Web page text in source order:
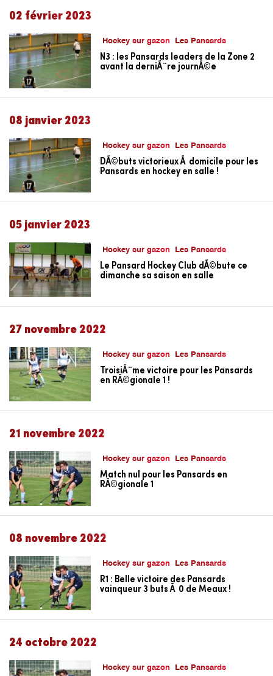
02 février 2023
Hockey sur gazon Les Pansards
N3 : les Pansards leaders de la Zone 2
avant la derniÃ¨re journÃ©e
08 janvier 2023
Hockey sur gazon Les Pansards
DÃ©buts victorieux Ã domicile pour les
Pansards en hockey en salle !
05 janvier 2023
Hockey sur gazon Les Pansards
Le Pansard Hockey Club dÃ©bute ce
dimanche sa saison en salle
27 novembre 2022
Hockey sur gazon Les Pansards
TroisiÃ¨me victoire pour les Pansards
en RÃ©gionale 1 !
21 novembre 2022
Hockey sur gazon Les Pansards
Match nul pour les Pansards en
RÃ©gionale 1
08 novembre 2022
Hockey sur gazon Les Pansards
R1 : Belle victoire des Pansards
vainqueur 3 buts Ã 0 de Meaux !
24 octobre 2022
Hockey sur gazon Les Pansards